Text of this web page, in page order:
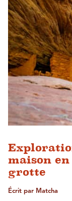
maison
grotte
Écrit par Matcha